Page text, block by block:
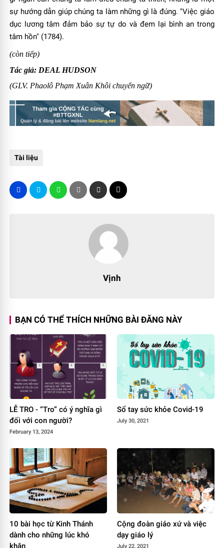
sự hướng dẫn giúp chúng ta làm những gì là đúng. "Việc giáo
dục lương tâm đảm bảo sự tự do và đem lại bình an trong
tâm hồn" (1784).
(còn tiếp)
Tác giả: DEAL HUDSON
(GLV. Phaolô Phạm Xuân Khôi chuyển ngữ)
Tài liệu
Vịnh
BẠN CÓ THỂ THÍCH NHỮNG BÀI ĐĂNG NÀY
LỄ TRO - “Tro” có ý nghĩa gì
đối với con người?
February 13, 2024
Sổ tay sức khỏe Covid-19
July 30, 2021
10 bài học từ Kinh Thánh
dành cho những lúc khó
khăn
Cộng đoàn giáo xứ và việc
dạy giáo lý
July 22, 2021